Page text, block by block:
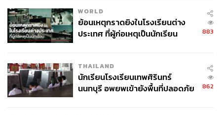
WORLD
ย้อนเหตุกราดยิงในโรงเรียนต่าง
ประเทศ ที่ผู้ก่อเหตุเป็นนักเรียน
883
THAILAND
นักเรียนโรงเรียนเทพศิรินทร์
นนทบุรี อพยพเข้ายังพื้นที่ปลอดภัย
862